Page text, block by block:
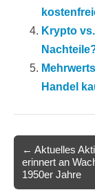
Krypto
Handel
navigation
← Aktuelles
erinnert an
1950er Jahre